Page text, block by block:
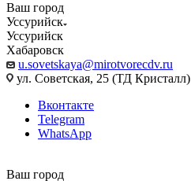
Ваш город
Уссурийск
Уссурийск
Хабаровск
u.sovetskaya@mirotvorecdv.ru
ул. Советская, 25 (ТД Кристалл)
Вконтакте
Telegram
WhatsApp
Ваш город